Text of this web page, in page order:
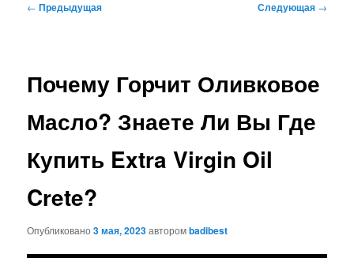
Навигация
← Предыдущая Следующая →
Почему Горчит Оливковое
Масло? Знаете Ли Вы Где
Купить Extra Virgin Oil
Crete?
Опубликовано3 мая, 2023авторомbadibest